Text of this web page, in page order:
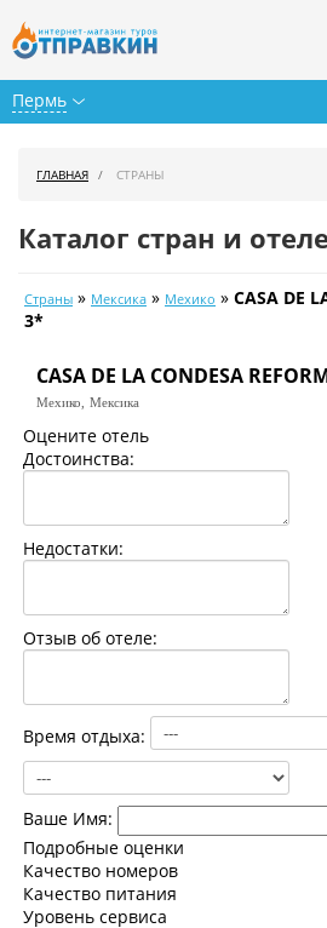
Пермь
Календарь туров
Страны
Как купить
Контакты
ГЛАВНАЯ СТРАНЫ
Каталог стран и
Страны » Мексика » Мехико » CASA DE
3*
CASA DE LA CONDESA
Мехико, Мексика
Оцените отель
Достоинства:
Недостатки:
Отзыв об отеле:
Время отдыха:
Ваше Имя:
Подробные оценки
Качество номеров
Качество питания
Уровень сервиса